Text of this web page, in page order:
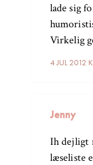
4 JUL 2012
lade sig
Virkelig
Jenny
Ih dejligt
læseliste